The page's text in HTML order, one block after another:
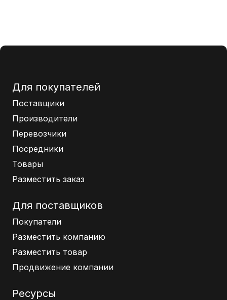
Для покупателей
Поставщики
Производители
Перевозчики
Посредники
Товары
Разместить заказ
Для поставщиков
Покупатели
Разместить компанию
Разместить товар
Продвижение компании
Ресурсы